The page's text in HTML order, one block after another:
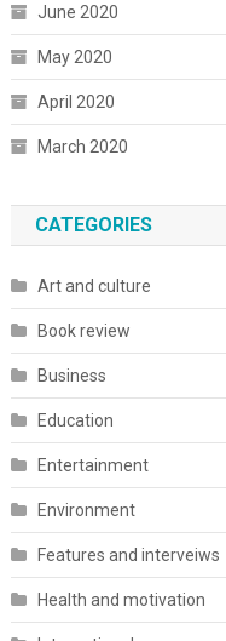
June 2020
May 2020
April 2020
March 2020
CATEGORIES
Art and culture
Book review
Business
Education
Entertainment
Environment
Features and interveiws
Health and motivation